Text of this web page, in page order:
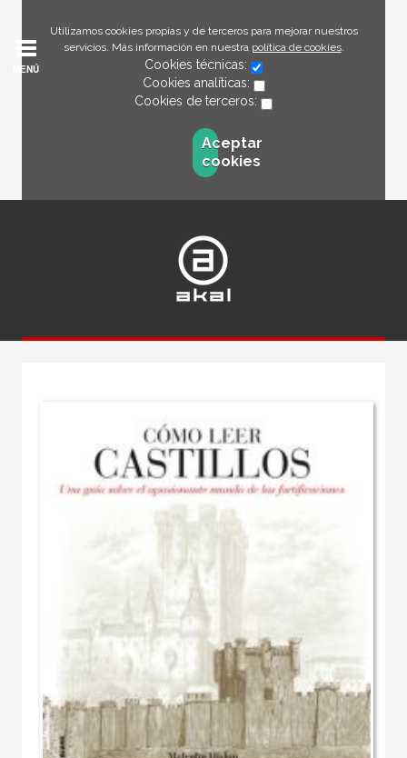
Utilizamos cookies propias y de terceros para mejorar nuestros
servicios. Más información en nuestra política de cookies.
Cookies técnicas:
Cookies analíticas:
Cookies de terceros:
Aceptar
cookies
MENÚ